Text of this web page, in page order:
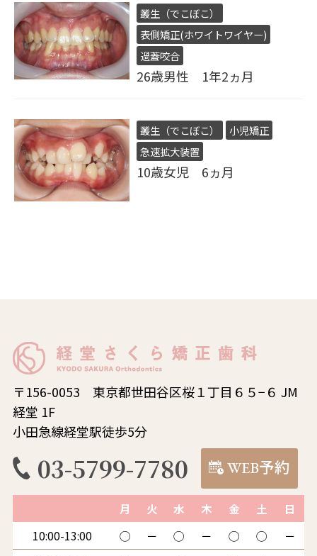
叢生（でこぼこ）
表側矯正(ホワイトワイヤー)
過蓋咬合
26歳男性 1年2ヵ月
叢生（でこぼこ）
小児矯正
急速拡大装置
10歳女児 6ヵ月
〒156-0053 東京都世田谷区桜１丁目６５−６ JM
経堂 1F
小田急線経堂駅徒歩5分
03-5799-7780 WEB予約
月 火 水 木 金 土
日
10:00-13:00
◯ － ◯ － ◯ ◯
－